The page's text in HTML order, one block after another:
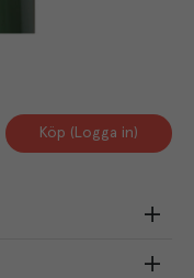
Köp (Logga in)